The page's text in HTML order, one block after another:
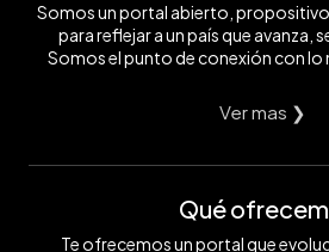
Somos un portal abierto,
para reflejar a un país que avanza,
Somos el punto de conexión con lo
Ver mas ❯
Qué
Te ofrecemos un portal que